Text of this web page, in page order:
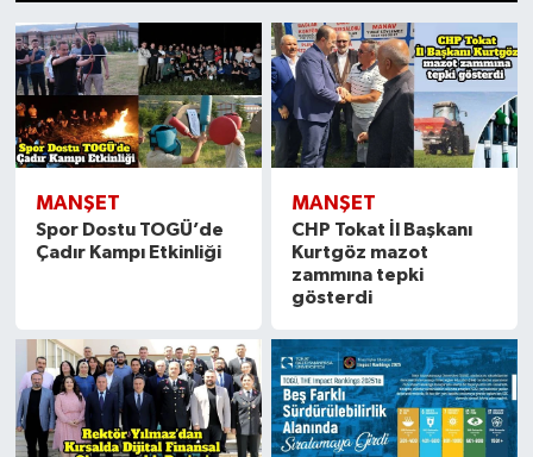
MANŞET
Spor Dostu TOGÜ’de
Çadır Kampı Etkinliği
MANŞET
CHP Tokat İl Başkanı
Kurtgöz mazot
zammına tepki
gösterdi
Spor
Teknoloji
Tokat Haberleri
Yaşam